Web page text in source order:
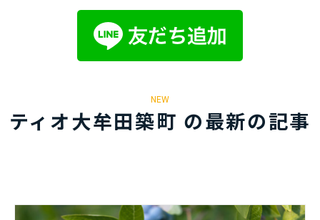
NEW
ティオ大牟田築町 の最新の記事